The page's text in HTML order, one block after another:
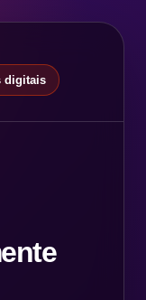
digitais